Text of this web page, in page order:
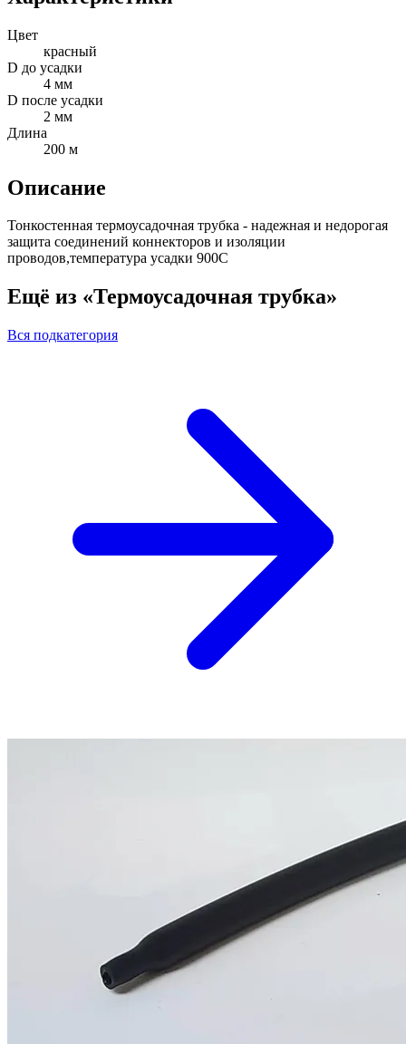
Цвет
красный
D до усадки
4 мм
D после усадки
2 мм
Длина
200 м
Описание
Тонкостенная термоусадочная трубка - надежная и недорогая
защита соединений коннекторов и изоляции
проводов,температура усадки 900С
Ещё из «Термоусадочная трубка»
Вся подкатегория